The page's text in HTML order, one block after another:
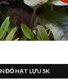
ĐỎ HẠT LỰU 5K